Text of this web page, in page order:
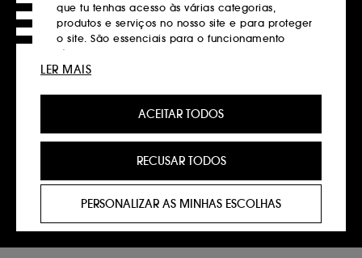
Devoluções
Gratuitas até 30 dias
Click&Collect
Recolha em loja em 2 horas*
Saber mais
Pagamentos
Métodos de pagamento seguros
Saber mais
que tu tenhas acesso às várias categorias,
produtos e serviços no nosso site e para proteger
o site. São essenciais para o funcionamento
técnico do site e não podem ser desativados.
personalizada, recomendando produtos, serviços
preferências, e fornecer-te ofertas promocionais à
medida do teu perfil.
utilizados para lhe apresentar conteúdos que
possam ser do seu interesse através de anúncios
ACEITAR TODOS
PERSONALIZAR AS MINHAS ESCOLHAS
RECUSAR TODOS
LER MAIS